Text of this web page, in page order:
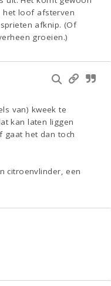
het loof afsterven
afknip. (Of
groeien.)
van) kweek te
kan laten liggen
gaat het dan toch
citroenvlinder, een